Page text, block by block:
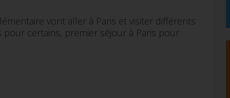
vont aller à Paris et visiter différents
certains, premier séjour à Paris pour